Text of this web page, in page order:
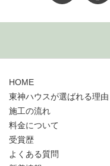
HOME
東神ハウスが選ばれる理由
施工の流れ
料金について
受賞歴
よくある質問